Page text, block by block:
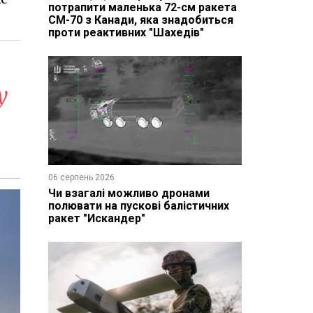
потрапити маленька 72-см ракета
CM-70 з Канади, яка знадобиться
проти реактивних "Шахедів"
06 серпень 2026
Чи взагалі можливо дронами
полювати на пускові балістичних
ракет "Искандер"